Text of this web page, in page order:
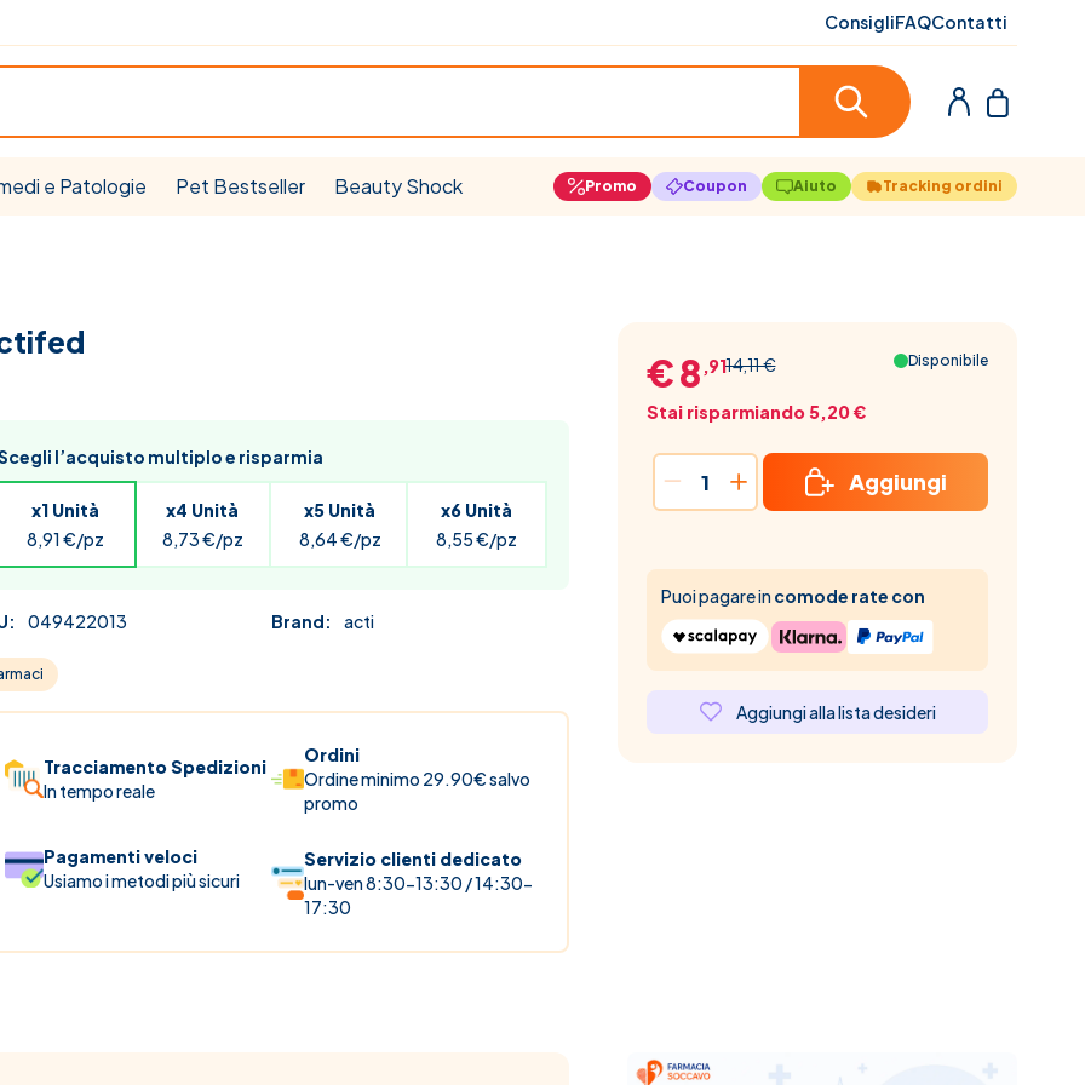
ConsigliFAQContatti
e Patologie Pet Bestseller Beauty Shock Promo Coupon Aiuto Tracking ordini
l’acquisto multiplo e risparmia
x1 Unità
8,91 €/pz
x4 Unità
8,73 €/pz
x5 Unità
8,64 €/pz
x6 Unità
8,55 €/pz
049422013 Brand: acti
Tracciamento Spedizioni
In tempo reale
Ordini
Ordine minimo 29.90€ salvo
promo
Pagamenti veloci
Usiamo i metodi più sicuri
Servizio clienti dedicato
lun-ven 8:30-13:30 / 14:30-
17:30
14,11 €
€ 8 ,91
Stai risparmiando 5,20 €
Disponibile
Aggiungi
Puoi pagare incomode rate con
Aggiungi alla lista desideri